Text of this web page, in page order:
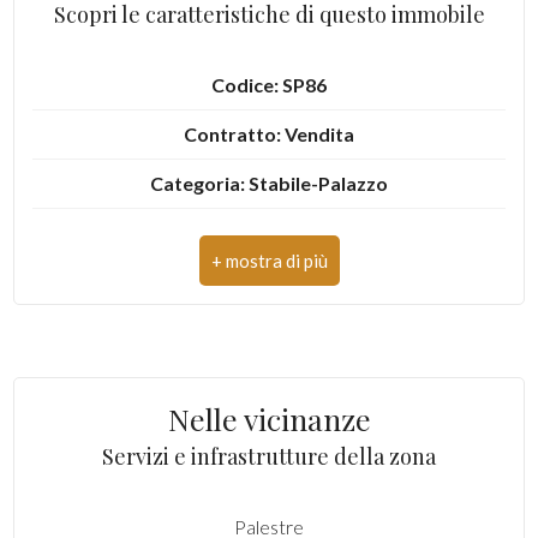
Scopri le caratteristiche di questo immobile
Codice: SP86
Contratto: Vendita
Categoria: Stabile-Palazzo
Indirizzo: VIA VALLE VIGNA
CAP: 4022
Totale mq: 207 mq
Bagni: 1
Nelle vicinanze
Servizi e infrastrutture della zona
Palestre